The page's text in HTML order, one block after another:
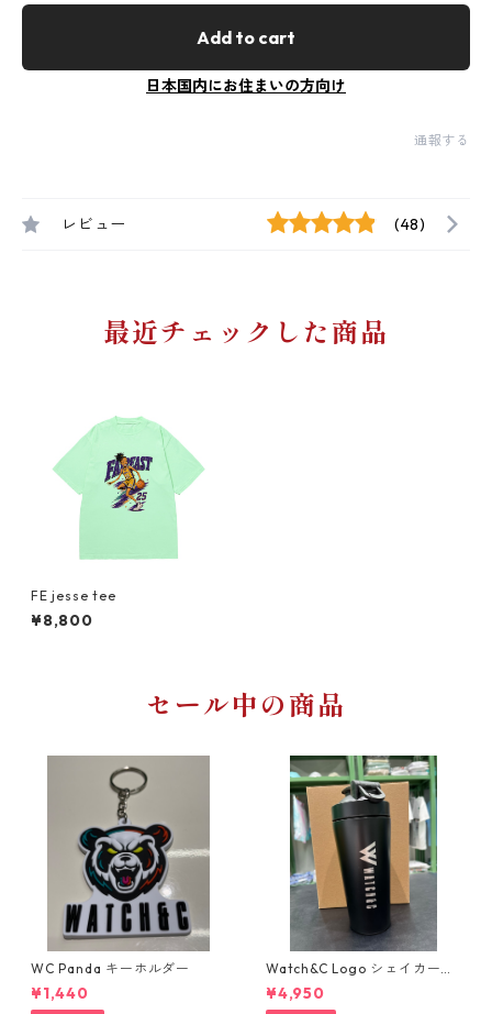
Add to cart
日本国内にお住まいの方向け
通報する
レビュー (48)
最近チェックした商品
FE jesse tee
¥8,800
セール中の商品
WC Panda キーホルダー
¥1,440
Watch&C Logo シェイカー
Web限定10個‼️
¥4,950